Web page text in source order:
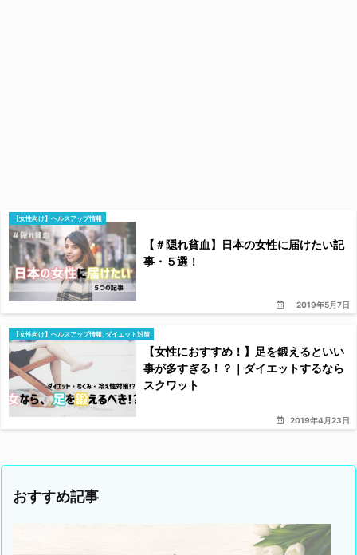
2019年5月7日
【女性向け】ヘルスアップ情報
【＃隠れ貧血】日本の女性に届けたい記
事・５選！
2019年4月23日
【女性向け】ヘルスアップ情報 ダイエット対策
【女性におすすめ！】足を鍛えるといい
事が多すぎる！？｜ダイエットするなら
スクワット
おすすめ記事